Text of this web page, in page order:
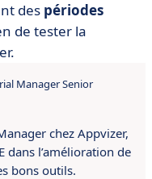
des périodes
de tester la
Manager Senior
chez Appvizer,
dans l’amélioration de
bons outils.